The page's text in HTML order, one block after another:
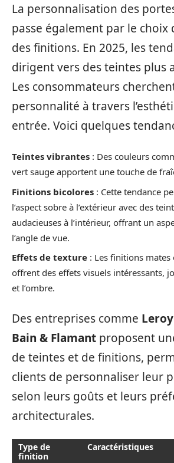
La personnalisation des
passe également par le choix
des finitions. En 2025, les
dirigent vers des teintes plus
Les consommateurs
personnalité à travers
entrée. Voici quelques
Teintes vibrantes : Des couleurs
vert sauge apportent une touche de
Finitions bicolores : Cette tendance
l’aspect sobre à l’extérieur avec des
audacieuses à l’intérieur, offrant un
l’angle de vue.
Effets de texture : Les finitions
offrent des effets visuels intéressants,
et l’ombre.
Des entreprises comme
Bain & Flamant proposent
de teintes et de finitions,
clients de personnaliser leur
selon leurs goûts et leurs
architecturales.
Type de
finition
Caractéristiques